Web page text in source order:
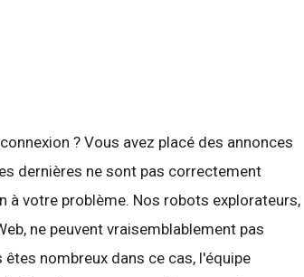
? Vous avez placé des annonces
dernières ne sont pas correctement
à votre problème. Nos robots explorateurs,
ne peuvent vraisemblablement pas
nombreux dans ce cas, l'équipe